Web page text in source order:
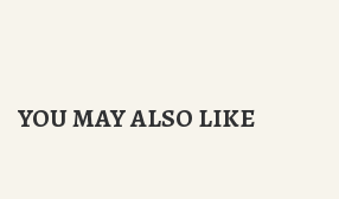
YOU MAY ALSO LIKE